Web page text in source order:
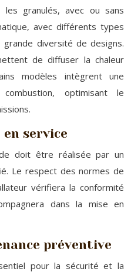
les granulés, avec ou sans
avec différents types
diversité de designs.
de diffuser la chaleur
modèles intègrent une
optimisant le
service
doit être réalisée par un
Le respect des normes de
vérifiera la conformité
dans la mise en
préventive
pour la sécurité et la